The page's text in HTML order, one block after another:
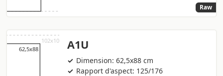
Raw
A1U
Dimension: 62,5x88 cm
Rapport d'aspect: 125/176